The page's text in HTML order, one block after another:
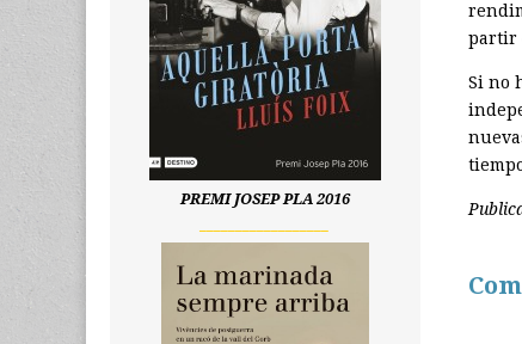
partir
Si no
PREMI JOSEP PLA 2016